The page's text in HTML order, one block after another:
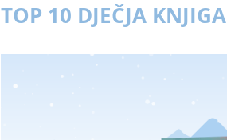
TOP 10 DJEČJA KNJIGA